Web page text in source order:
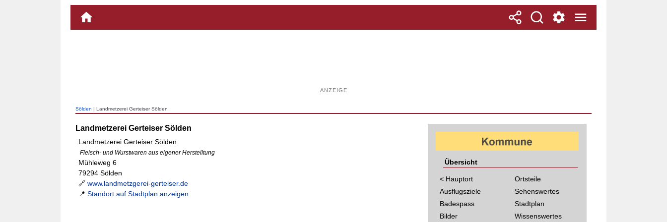
ANZEIGE
Sölden | Landmetzerei Gerteiser Sölden
Landmetzerei Gerteiser Sölden
Landmetzerei Gerteiser Sölden
Fleisch- und Wurstwaren aus eigener Herstelltung
Mühleweg 6
79294 Sölden
🔗 www.landmetzgerei-gerteiser.de
📍 Standort auf Stadtplan anzeigen
Übersicht
< Hauptort
Ausflugsziele
Badespass
Bilder
Ortsteile
Sehenswertes
Stadtplan
Wissenswertes